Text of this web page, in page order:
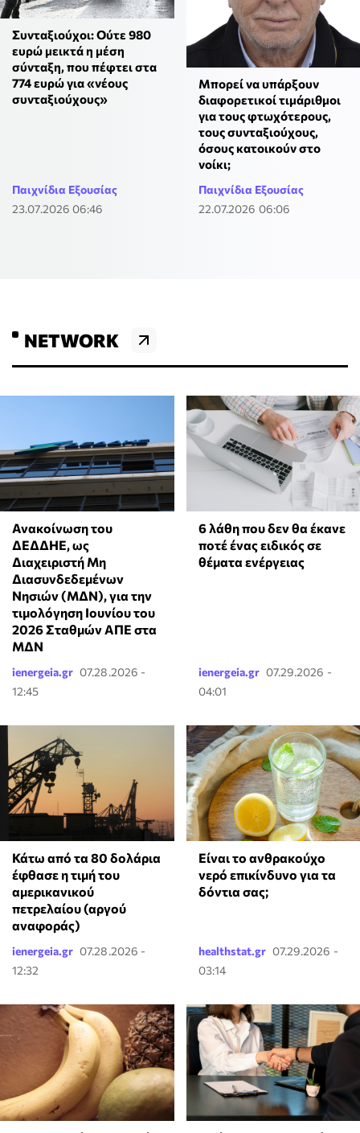
Συνταξιούχοι: Ούτε 980
ευρώ μεικτά η μέση
σύνταξη, που πέφτει στα
774 ευρώ για «νέους
συνταξιούχους»
Παιχνίδια Εξουσίας
23.07.2026 06:46
Μπορεί να υπάρξουν
διαφορετικοί τιμάριθμοι
για τους φτωχότερους,
τους συνταξιούχους,
όσους κατοικούν στο
νοίκι;
Παιχνίδια Εξουσίας
22.07.2026 06:06
NETWORK
Ανακοίνωση του
ΔΕΔΔΗΕ, ως
Διαχειριστή Μη
Διασυνδεδεμένων
Νησιών (ΜΔΝ), για την
τιμολόγηση Ιουνίου του
2026 Σταθμών ΑΠΕ στα
ΜΔΝ
ienergeia.gr 07.28.2026 -
12:45
6 λάθη που δεν θα έκανε
ποτέ ένας ειδικός σε
θέματα ενέργειας
ienergeia.gr 07.29.2026 -
04:01
Κάτω από τα 80 δολάρια
έφθασε η τιμή του
αμερικανικού
πετρελαίου (αργού
αναφοράς)
ienergeia.gr 07.28.2026 -
12:32
Είναι το ανθρακούχο
νερό επικίνδυνο για τα
δόντια σας;
healthstat.gr 07.29.2026 -
03:14